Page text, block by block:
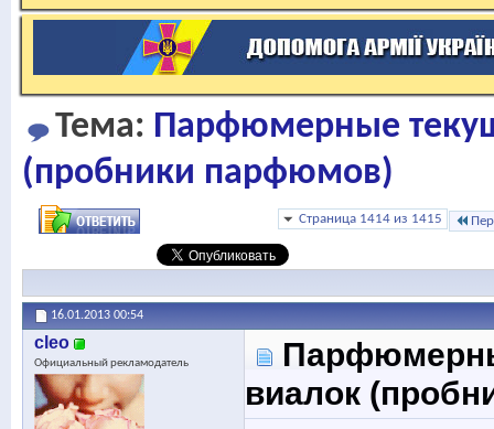
Тема: Парфюмерные
(пробники парфюмов)
Страница 1414 из 1415
16.01.2013 00:54
cleo
Официальный рекламодатель
виалок